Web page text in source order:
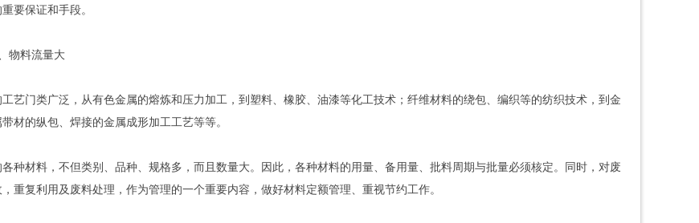
要保证和手段。
物料流量大
艺门类广泛，从有色金属的熔炼和压力加工，到塑料、橡胶、油漆等化工技术；纤维材料的绕包、编织等的纺织技术，到金
材的纵包、焊接的金属成形加工工艺等等。
种材料，不但类别、品种、规格多，而且数量大。因此，各种材料的用量、备用量、批料周期与批量必须核定。同时，对废
重复利用及废料处理，作为管理的一个重要内容，做好材料定额管理、重视节约工作。